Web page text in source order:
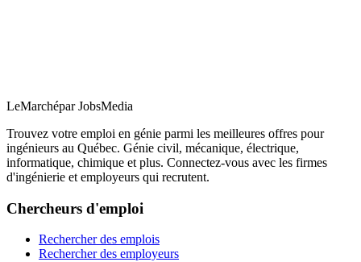
LeMarchépar JobsMedia
Trouvez votre emploi en génie parmi les meilleures offres pour
ingénieurs au Québec. Génie civil, mécanique, électrique,
informatique, chimique et plus. Connectez-vous avec les firmes
d'ingénierie et employeurs qui recrutent.
Chercheurs d'emploi
Rechercher des emplois
Rechercher des employeurs